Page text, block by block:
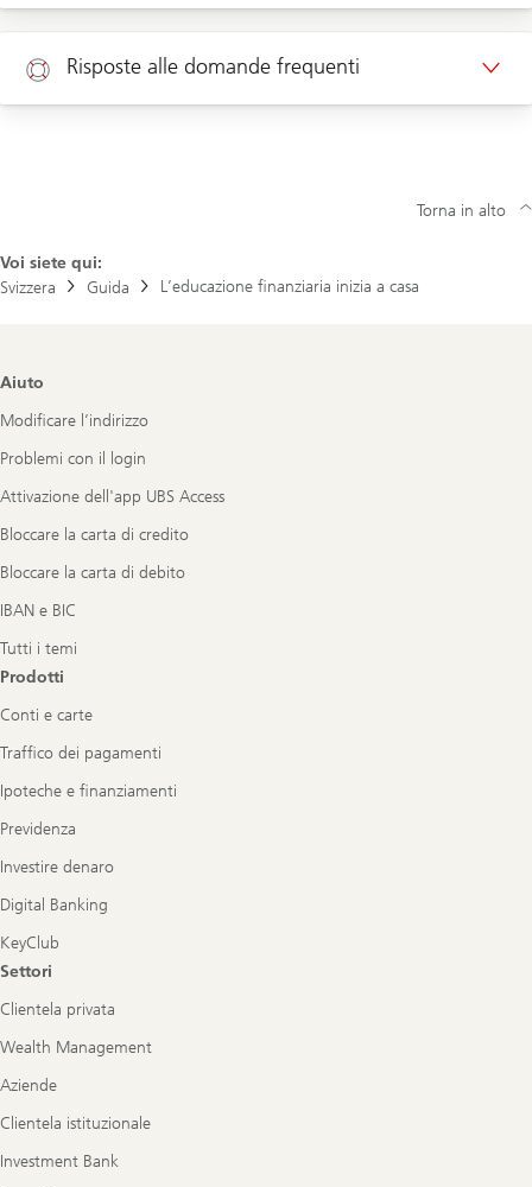
Appuntamento clienti privati
Risposte alle domande frequenti
Voi siete qui:
Svizzera
Guida L’educazione finanziaria inizia a casa
Torna in alto
Footer
Aiuto
Modificare l’indirizzo
Problemi con il login
Attivazione dell'app UBS Access
Bloccare la carta di credito
Bloccare la carta di debito
IBAN e BIC
Tutti i temi
Prodotti
Conti e carte
Traffico dei pagamenti
Ipoteche e finanziamenti
Previdenza
Investire denaro
Digital Banking
KeyClub
Settori
Clientela privata
Wealth Management
Aziende
Clientela istituzionale
Investment Bank